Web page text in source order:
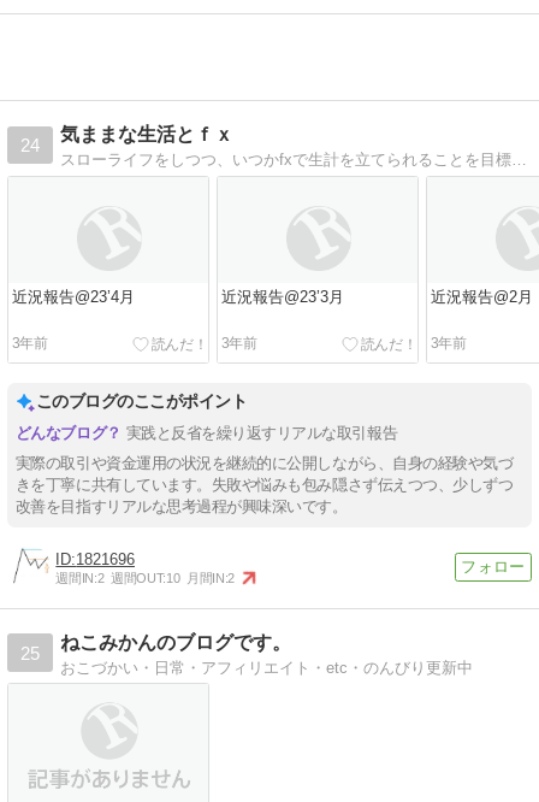
24
気ままな生活とｆｘ
スローライフをしつつ、いつかfxで生計を立てられることを目標に記事を上げていきます
近況報告@23’4月
3年前
近況報告@23’3月
3年前
近況報告@2月
3年前
このブログのここがポイント
実践と反省を繰り返すリアルな取引報告
実際の取引や資金運用の状況を継続的に公開しながら、自身の経験や気づ
きを丁寧に共有しています。失敗や悩みも包み隠さず伝えつつ、少しずつ
改善を目指すリアルな思考過程が興味深いです。
1821696
週間IN:2 週間OUT:10 月間IN:2
25
ねこみかんのブログです。
おこづかい・日常・アフィリエイト・etc・のんびり更新中